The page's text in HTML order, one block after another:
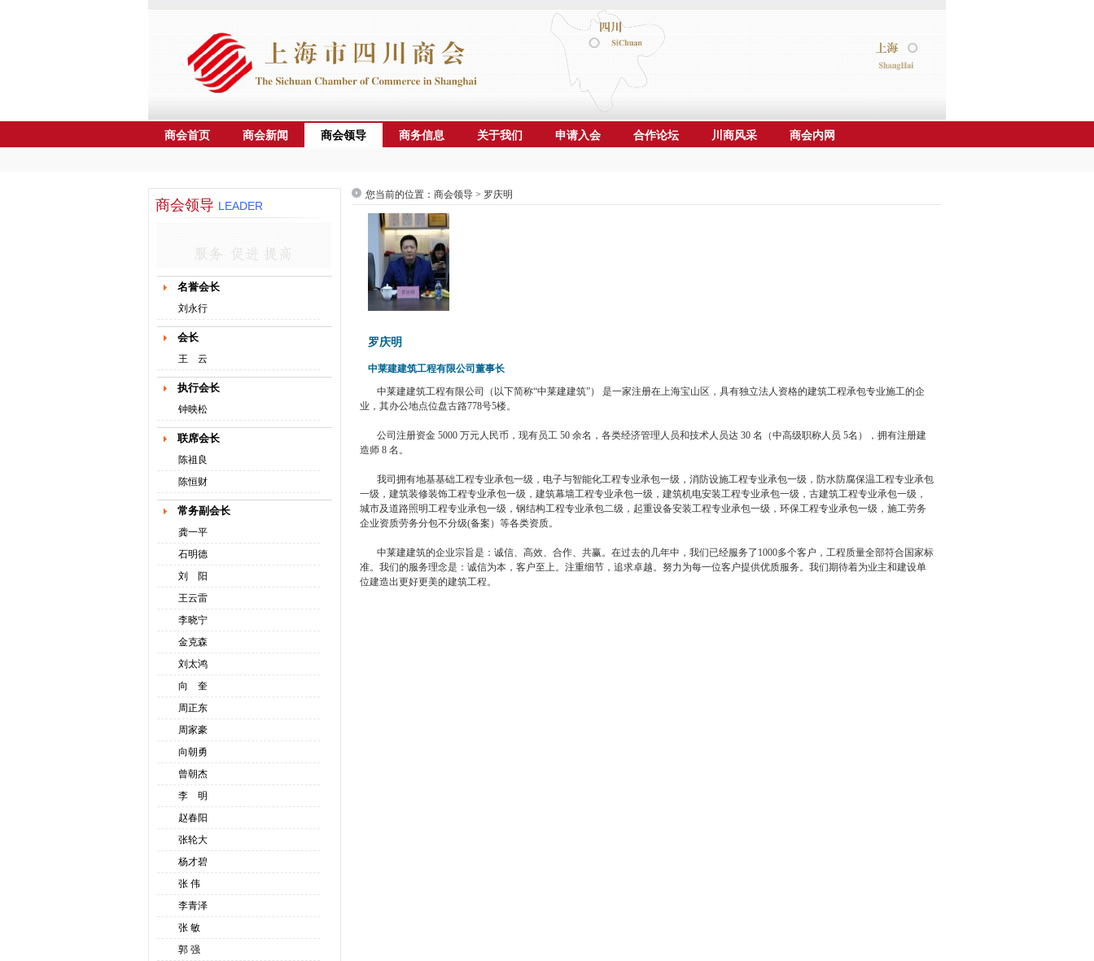
商会首页 商会新闻 商会领导 商务信息 关于我们 申请入会 合作论坛 川商风采 商会内网
商会领导 LEADER
名誉会长
刘永行
会长
王 云
执行会长
钟映松
联席会长
陈祖良
陈恒财
常务副会长
龚一平
石明德
刘 阳
王云雷
李晓宁
金克森
刘太鸿
向 奎
周正东
周家豪
向朝勇
曾朝杰
李 明
赵春阳
张轮大
杨才碧
张 伟
李青泽
张 敏
郭 强
您当前的位置：商会领导 > 罗庆明
罗庆明
中莱建建筑工程有限公司董事长
中莱建建筑工程有限公司（以下简称“中莱建建筑”） 是一家注册在上海宝山区，具有独立法人资格的建筑工程承包专业施工的企
业，其办公地点位盘古路778号5楼。
公司注册资金 5000 万元人民币，现有员工 50 余名，各类经济管理人员和技术人员达 30 名（中高级职称人员 5名），拥有注册建
造师 8 名。
我司拥有地基基础工程专业承包一级，电子与智能化工程专业承包一级，消防设施工程专业承包一级，防水防腐保温工程专业承包
一级，建筑装修装饰工程专业承包一级，建筑幕墙工程专业承包一级，建筑机电安装工程专业承包一级，古建筑工程专业承包一级，
城市及道路照明工程专业承包一级，钢结构工程专业承包二级，起重设备安装工程专业承包一级，环保工程专业承包一级，施工劳务
企业资质劳务分包不分级(备案）等各类资质。
中莱建建筑的企业宗旨是：诚信、高效、合作、共赢。在过去的几年中，我们已经服务了1000多个客户，工程质量全部符合国家标
准。我们的服务理念是：诚信为本，客户至上。注重细节，追求卓越。努力为每一位客户提供优质服务。我们期待着为业主和建设单
位建造出更好更美的建筑工程。